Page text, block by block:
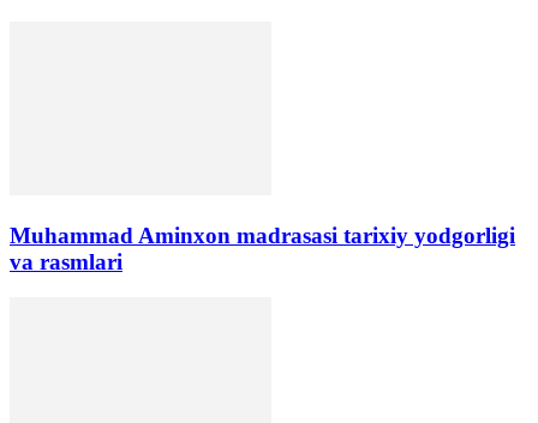
​Muhammad Aminxon madrasasi tarixiy yodgorligi
va rasmlari